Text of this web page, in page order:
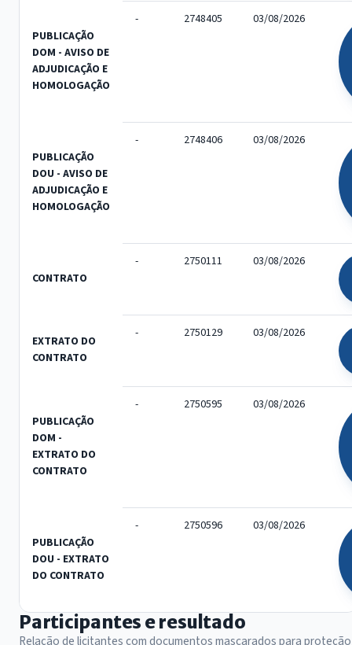
PUBLICAÇÃO
DOM - AVISO DE
ADJUDICAÇÃO E
HOMOLOGAÇÃO
- 2748405 03/08/2026
PUBLICAÇÃO
DOU - AVISO DE
ADJUDICAÇÃO E
HOMOLOGAÇÃO
- 2748406 03/08/2026
CONTRATO
- 2750111 03/08/2026
EXTRATO DO
CONTRATO
- 2750129 03/08/2026
PUBLICAÇÃO
DOM -
EXTRATO DO
CONTRATO
- 2750595 03/08/2026
PUBLICAÇÃO
DOU - EXTRATO
DO CONTRATO
- 2750596 03/08/2026
Participantes e resultado
Relação de licitantes com documentos mascarados para proteção